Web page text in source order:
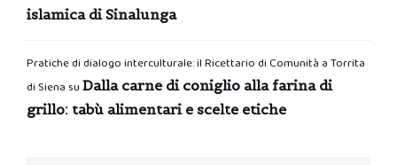
islamica di Sinalunga
Pratiche di dialogo interculturale: il Ricettario di Comunità a Torrita
di Siena su Dalla carne di coniglio alla farina di
grillo: tabù alimentari e scelte etiche